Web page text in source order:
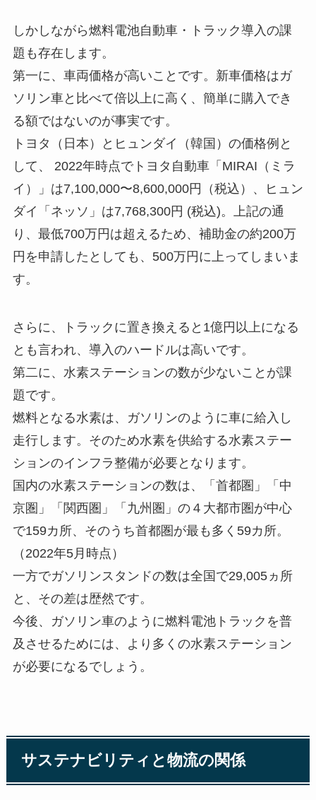
しかしながら燃料電池自動車・トラック導入の課
題も存在します。
第一に、車両価格が高いことです。新車価格はガ
ソリン車と比べて倍以上に高く、簡単に購入でき
る額ではないのが事実です。
トヨタ（日本）とヒュンダイ（韓国）の価格例と
して、 2022年時点でトヨタ自動車「MIRAI（ミラ
イ）」は7,100,000〜8,600,000円（税込）、ヒュン
ダイ「ネッソ」は7,768,300円 (税込)。上記の通
り、最低700万円は超えるため、補助金の約200万
円を申請したとしても、500万円に上ってしまいま
す。
さらに、トラックに置き換えると1億円以上になる
とも言われ、導入のハードルは高いです。
第二に、水素ステーションの数が少ないことが課
題です。
燃料となる水素は、ガソリンのように車に給入し
走行します。そのため水素を供給する水素ステー
ションのインフラ整備が必要となります。
国内の水素ステーションの数は、「首都圏」「中
京圏」「関西圏」「九州圏」の４大都市圏が中心
で159カ所、そのうち首都圏が最も多く59カ所。
（2022年5月時点）
一方でガソリンスタンドの数は全国で29,005ヵ所
と、その差は歴然です。
今後、ガソリン車のように燃料電池トラックを普
及させるためには、より多くの水素ステーション
が必要になるでしょう。
サステナビリティと物流の関係